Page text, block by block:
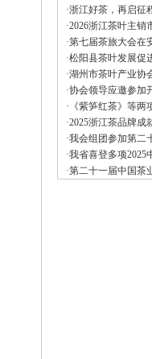
·浙江好茶，再启
·2026浙江茶叶主销
·第七届茶旅大会在
·松阳县茶叶发展促
·湖州市茶叶产业协
·协会领导应邀参加
·《紫笋红茶》等两
·2025浙江茶品牌
·我会组团参加第二
·我省喜登多项2025
·第二十一届中国茶